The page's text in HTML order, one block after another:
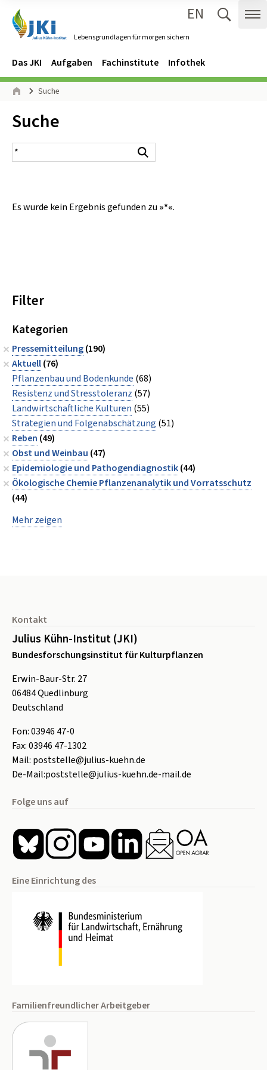
Lebensgrundlagen für morgen sichern
EN
Navigation
Hauptmenü
Das JKI Aufgaben Fachinstitute Infothek
Seitenpfad
Suche
Inhalt:
Suche
Suchergebnis
Es wurde kein Ergebnis gefunden zu »*«.
Filter
Kategorien
Pressemitteilung(190)
Aktuell(76)
Pflanzenbau und Bodenkunde (68)
Resistenz und Stresstoleranz (57)
Landwirtschaftliche Kulturen (55)
Strategien und Folgenabschätzung (51)
Reben (49)
Obst und Weinbau (47)
Epidemiologie und Pathogendiagnostik(44)
Ökologische Chemie Pflanzenanalytik und Vorratsschutz
(44)
Mehr zeigen
Kontakt
Julius Kühn-Institut (JKI)
Bundesforschungsinstitut für Kulturpflanzen
Erwin-Baur-Str. 27
06484Quedlinburg
Deutschland
Fon:03946 47-0
Fax:03946 47-1302
Mail: poststelle@julius-kuehn.de
De-Mail:poststelle@julius-kuehn.de-mail.de
Folge uns auf
Eine Einrichtung des
Familienfreundlicher Arbeitgeber